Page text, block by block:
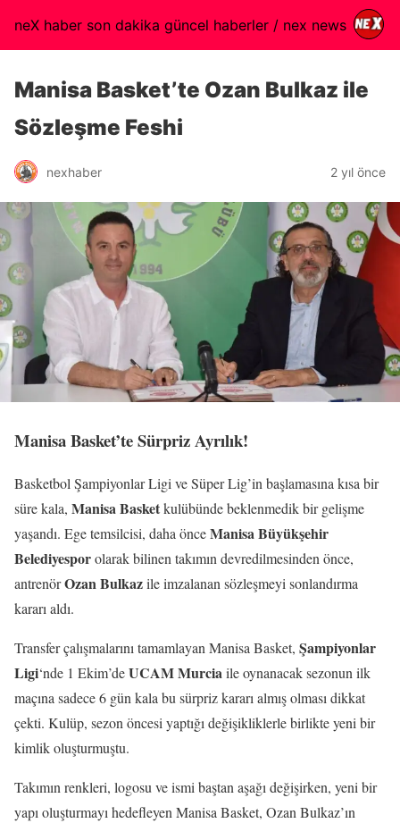
neX haber son dakika güncel haberler / nex news
Manisa Basket’te Ozan Bulkaz ile
Sözleşme Feshi
nexhaber 2 yıl önce
Manisa Basket’te Sürpriz Ayrılık!
Basketbol Şampiyonlar Ligi ve Süper Lig’in başlamasına kısa bir
süre kala, Manisa Basketkulübünde beklenmedik bir gelişme
yaşandı. Ege temsilcisi, daha önceManisa Büyükşehir
Belediyesporolarak bilinen takımın devredilmesinden önce,
antrenörOzan Bulkazile imzalanan sözleşmeyi sonlandırma
kararı aldı.
Transfer çalışmalarını tamamlayan Manisa Basket, Şampiyonlar
Ligi‘nde 1 Ekim’deUCAM Murciaile oynanacak sezonun ilk
maçına sadece 6 gün kala bu sürpriz kararı almış olması dikkat
çekti. Kulüp, sezon öncesi yaptığı değişikliklerle birlikte yeni bir
kimlik oluşturmuştu.
Takımın renkleri, logosu ve ismi baştan aşağı değişirken, yeni bir
yapı oluşturmayı hedefleyen Manisa Basket, Ozan Bulkaz’ın